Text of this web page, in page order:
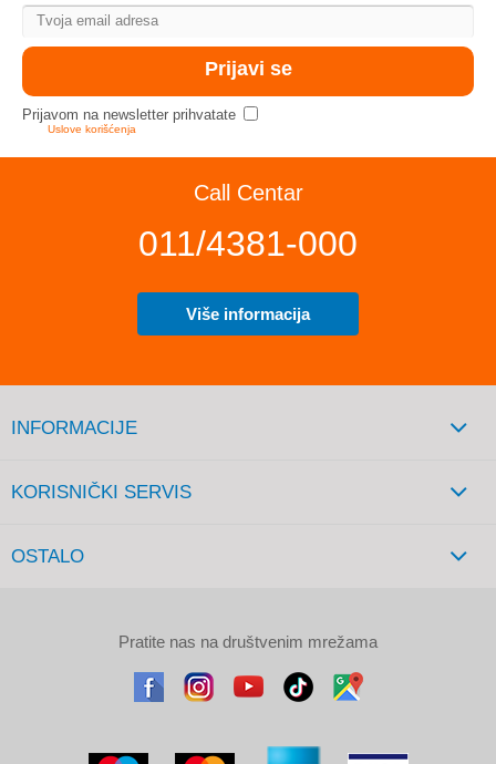
Prijavom na newsletter prihvatate
Uslove korišćenja
Call Centar
011/4381-000
Više informacija
INFORMACIJE
KORISNIČKI SERVIS
OSTALO
Pratite nas na društvenim mrežama